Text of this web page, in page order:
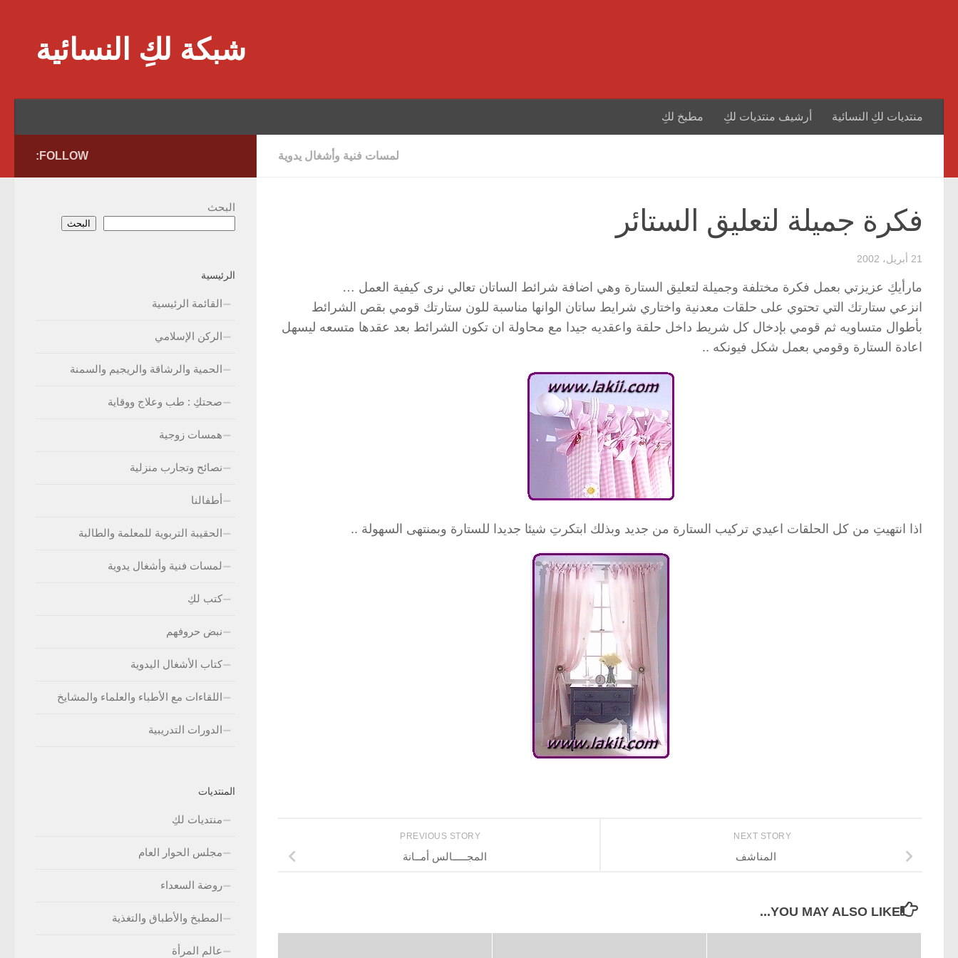
شبكة لكِ النسائية
منتديات لكِ النسائية أرشيف منتديات لكِ مطبخ لكِ
لمسات فنية وأشغال يدوية
فكرة جميلة لتعليق الستائر
21 أبريل، 2002
مارأيكِ عزيزتي بعمل فكرة مختلفة وجميلة لتعليق الستارة وهي اضافة شرائط الساتان تعالي نرى كيفية العمل …
انزعي ستارتك التي تحتوي على حلقات معدنية واختاري شرايط ساتان الوانها مناسبة للون ستارتك قومي بقص الشرائط
بأطوال متساويه ثم قومي بإدخال كل شريط داخل حلقة واعقديه جيدا مع محاولة ان تكون الشرائط بعد عقدها متسعه ليسهل
اعادة الستارة وقومي بعمل شكل فيونكه ..
اذا انتهيتِ من كل الحلقات اعيدي تركيب الستارة من جديد وبذلك ابتكرتِ شيئا جديدا للستارة وبمنتهى السهولة ..
NEXT STORY
المناشف
PREVIOUS STORY
المجـــــالس أمــانة
YOU MAY ALSO LIKE...
FOLLOW:
البحث
البحث
الرئيسية
القائمة الرئيسية
الركن الإسلامي
الحمية والرشاقة والريجيم والسمنة
صحتكِ : طب وعلاج ووقاية
همسات زوجية
نصائح وتجارب منزلية
أطفالنا
الحقيبة التربوية للمعلمة والطالبة
لمسات فنية وأشغال يدوية
كتب لكِ
نبض حروفهم
كتاب الأشغال اليدوية
اللقاءات مع الأطباء والعلماء والمشايخ
الدورات التدريبية
المنتديات
منتديات لكِ
مجلس الحوار العام
روضة السعداء
المطبخ والأطباق والتغذية
عالم المرأة